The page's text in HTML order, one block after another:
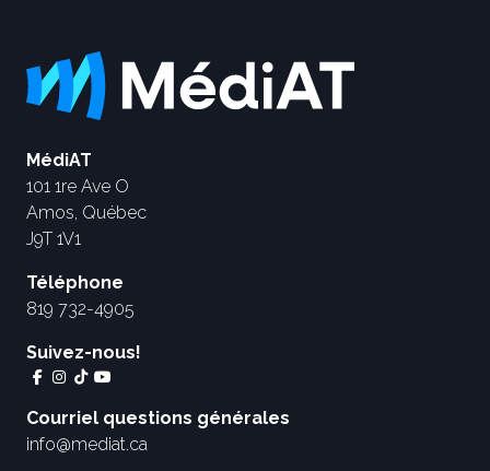
MédiAT
101 1re Ave O
Amos, Québec
J9T 1V1
Téléphone
819 732-4905
Suivez-nous!
Courriel questions générales
info@mediat.ca